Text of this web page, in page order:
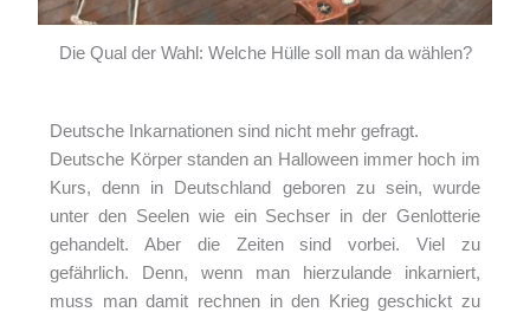
Die Qual der Wahl: Welche Hülle soll man da wählen?
Deutsche Inkarnationen sind nicht mehr gefragt.
Deutsche Körper standen an Halloween immer hoch im
Kurs, denn in Deutschland geboren zu sein, wurde
unter den Seelen wie ein Sechser in der Genlotterie
gehandelt. Aber die Zeiten sind vorbei. Viel zu
gefährlich. Denn, wenn man hierzulande inkarniert,
muss man damit rechnen in den Krieg geschickt zu